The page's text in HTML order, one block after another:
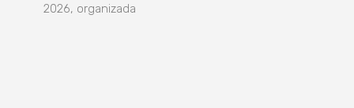
2026, organizada